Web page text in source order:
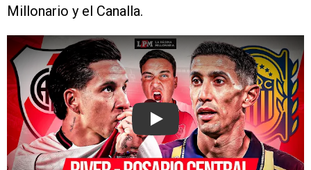
Millonario y el Canalla.
Play